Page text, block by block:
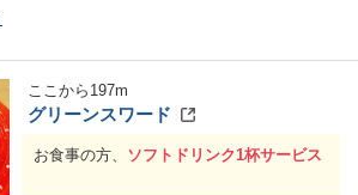
ここから 197m
グリーンスワード
お食事の方、 ソフトドリンク1杯サービス